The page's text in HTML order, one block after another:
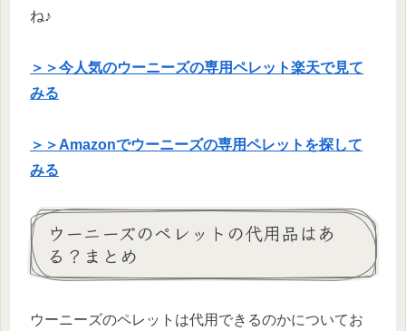
ね♪
＞＞今人気のウーニーズの専用ペレット楽天で見て
みる
＞＞Amazonでウーニーズの専用ペレットを探して
みる
ウーニーズのペレットの代用品はあ
る？まとめ
ウーニーズのペレットは代用できるのかについてお